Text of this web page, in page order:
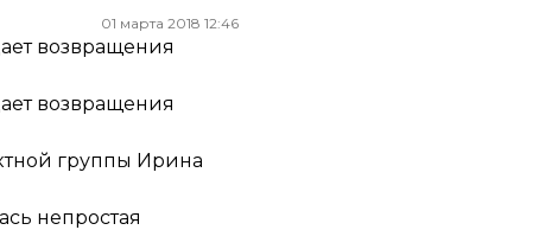
01 марта 2018 12:46
возвращения
возвращения
группы Ирина
непростая